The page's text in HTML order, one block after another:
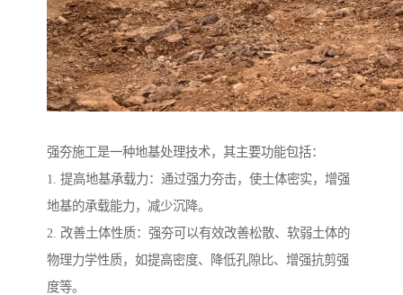
强夯施工是一种地基处理技术，其主要功能包括：
1. 提高地基承载力：通过强力夯击，使土体密实，增强
地基的承载能力，减少沉降。
2. 改善土体性质：强夯可以有效改善松散、软弱土体的
物理力学性质，如提高密度、降低孔隙比、增强抗剪强
度等。